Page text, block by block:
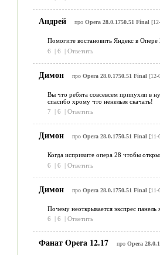
Андрей про Opera 28.0.1750.51 Final
Помогите востановить Яндекс в
6
| 6 | Ответить
Димон про Opera 28.0.1750.51 Final [12-
Вы что ребята совсевсем припухли в
спасибо хрому что ненельзя скачать!
7
| 6 | Ответить
Димон про Opera 28.0.1750.51 Final [11-
Когда испривите опера 28 чтобы
6
| 6 | Ответить
Димон про Opera 28.0.1750.51 Final [11-
Почему неоткрывается экспрес
6
| 6 | Ответить
Фанат Opera 12.17 про Opera